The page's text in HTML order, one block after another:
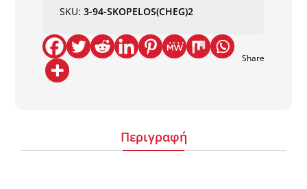
SKU:3-94-SKOPELOS(CHEG)2
Share
Περιγραφή